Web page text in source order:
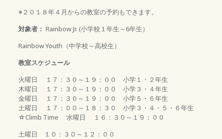
※２０１８年４月からの教室の予約もできます。
対象者： Rainbow Jr. (小学校１年生～6年生）
Rainbow Youth（中学校～高校生）
教室スケジュール
火曜日 １７：３０～１９：００ 小学１・２年生
木曜日 １７：３０～１９：００ 小学３・４年生
金曜日 １７：３０～１９：００ 小学５・６年生
土曜日 １７：００～１８：３０ 小学３・４・５・６年生
☆Climb Time 水曜日 １６：３０～１９：００
土曜日 １０：３０～１２：００